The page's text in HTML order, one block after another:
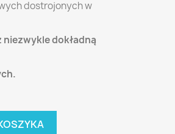
dostrojonych w
dokładną